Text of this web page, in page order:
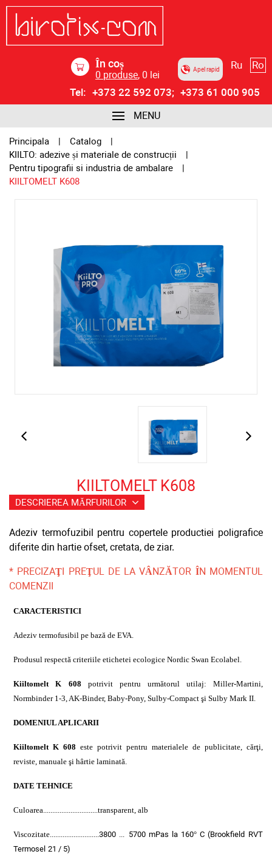
În coș
0 produse, 0 lei Apel rapid Ru Ro
Tel: +373 22 592 073; +373 61 000 905
MENU
Principala
Catalog
KIILTO: adezive și materiale de construcții
Pentru tipografii si industria de ambalare
KIILTOMELT K608
KIILTOMELT K608
DESCRIEREA MĂRFURILOR
Adeziv termofuzibil pentru copertele productiei poligrafice
diferite din hartie ofset, cretata, de ziar.
* PRECIZAŢI PREŢUL DE LA VÂNZĂTOR ÎN MOMENTUL
COMENZII
CARACTERISTICI
Adeziv termofusibil pe bază de EVA.
Produsul respectă criteriile etichetei ecologice Nordic Swan Ecolabel.
Kiiltomelt K 608 potrivit pentru următorul utilaj: Miller-Martini,
Normbinder 1-3, AK-Binder, Baby-Pony, Sulby-Compact şi Sulby Mark II.
DOMENIUL APLICARII
Kiiltomelt K 608 este potrivit pentru materialele de publicitate, cărţi,
reviste, manuale şi hârtie laminată.
DATE TEHNICE
Culoarea..............................transparent, alb
Viscozitate...........................3800 ... 5700 mPas la 160° C (Brookfield RVT
Termosel 21 / 5)